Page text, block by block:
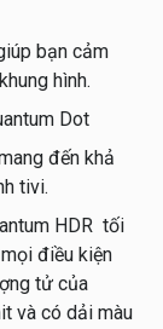
bạn cảm
hình.
Dot
đến khả
tivi.
HDR tối
điều kiện
tử của
và có dải màu